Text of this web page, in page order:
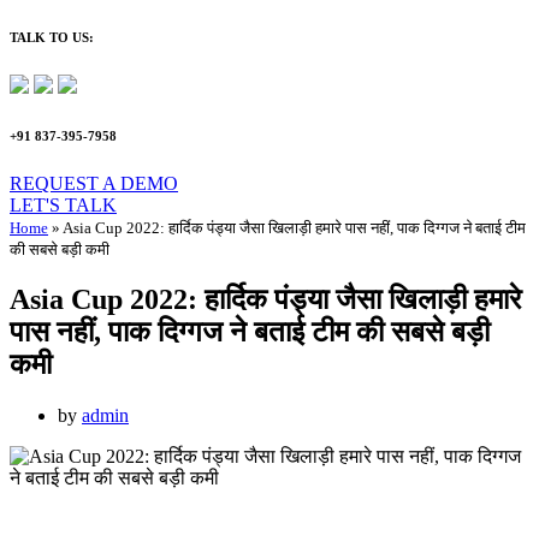
TALK TO US:
+91 837-395-7958
REQUEST A DEMO​
LET'S TALK
Home » Asia Cup 2022: हार्दिक पंड्या जैसा खिलाड़ी हमारे पास नहीं, पाक दिग्गज ने बताई टीम
की सबसे बड़ी कमी
Asia Cup 2022: हार्दिक पंड्या जैसा खिलाड़ी हमारे
पास नहीं, पाक दिग्गज ने बताई टीम की सबसे बड़ी
कमी
by admin